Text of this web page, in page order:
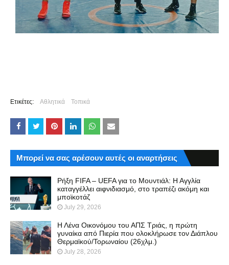
Ετικέτες: Αθλητικά Τοπικά
Μπορεί να σας αρέσουν αυτές οι αναρτήσεις
Ρήξη FIFA – UEFA για το Μουντιάλ: Η Αγγλία
καταγγέλλει αιφνιδιασμό, στο τραπέζι ακόμη και
μποϊκοτάζ
July 29, 2026
Η Λένα Οικονόμου του ΑΠΣ Τριάς, η πρώτη
γυναίκα από Πιερία που ολοκλήρωσε τον Διάπλου
Θερμαϊκού/Τορωναίου (26χλμ.)
July 28, 2026